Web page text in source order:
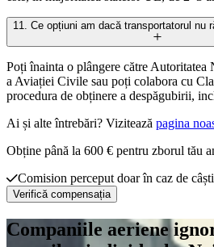
11. Ce opțiuni am dacă transportatorul nu
Poți înainta o plângere către Autoritatea
a Aviației Civile sau poți colabora cu
procedura de obținere a despăgubirii,
Ai și alte întrebări? Vizitează pagina
Obține până la 600 € pentru zborul tău
Comision perceput doar în caz de
Verifică compensația
Companiile aeriene